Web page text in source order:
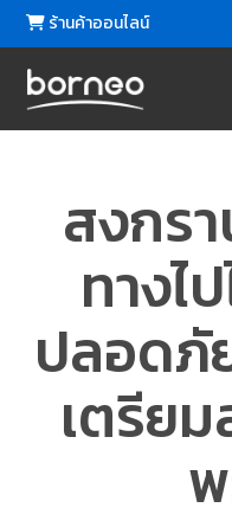
ร้านค้าออนไลน์
สงกร
ทางไ
ปลอดภั
เตรีย